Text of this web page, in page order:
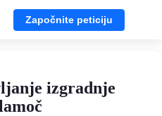
Započnite peticiju
izgradnje